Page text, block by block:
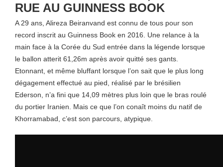
RUE AU GUINNESS BOOK
A 29 ans, Alireza Beiranvand est connu de tous pour son
record inscrit au Guinness Book en 2016. Une relance à la
main face à la Corée du Sud entrée dans la légende lorsque
le ballon atterit 61,26m après avoir quitté ses gants.
Etonnant, et même bluffant lorsque l’on sait que le plus long
dégagement effectué au pied, réalisé par le brésilien
Ederson, n’a fini que 14,09 mètres plus loin que le bras roulé
du portier Iranien. Mais ce que l’on conaît moins du natif de
Khorramabad, c’est son parcours, atypique.